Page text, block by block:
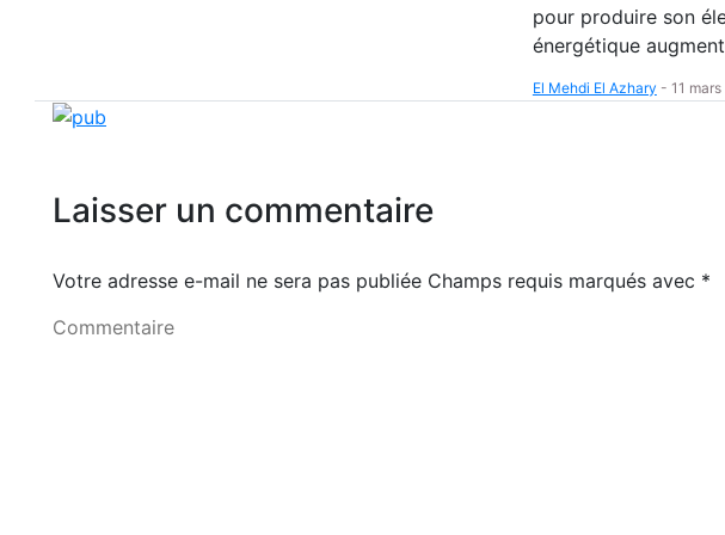
pour produire son
énergétique
El Mehdi El Azhary - 11
Laisser un commentaire
Votre adresse e-mail ne sera pas publiée Champs requis marqués avec *
Commentaire